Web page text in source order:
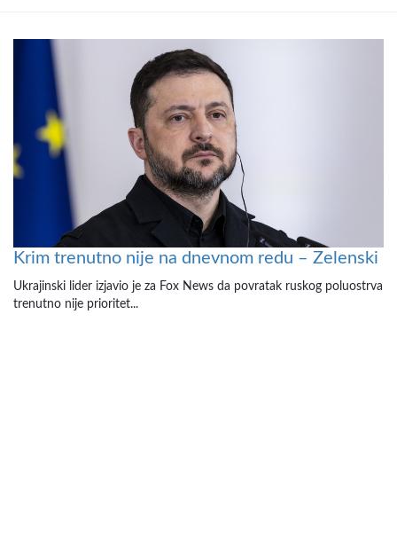
Krim trenutno nije na dnevnom redu – Zelenski
Ukrajinski lider izjavio je za Fox News da povratak ruskog poluostrva
trenutno nije prioritet...